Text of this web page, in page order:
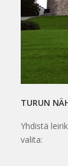
TURUN
Yhdistä
valita: